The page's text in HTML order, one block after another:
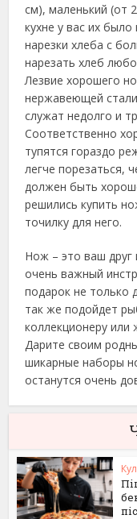
см), маленький (от
кухне у вас их
нарезки хлеба с
нарезать хлеб
Лезвие хорошего
нержавеющей
служат недолго и
Соответственно
тупятся гораздо
легче порезаться,
должен быть
решились купить
точилку для него.
Нож – это ваш друг
очень важный
подарок не только
так же подойдет
коллекционеру
Дарите своим
шикарные наборы
останутся очень